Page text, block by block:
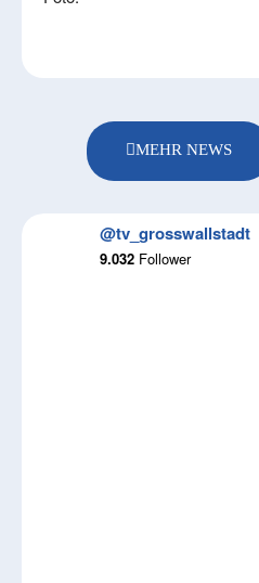
MEHR NEWS
@tv_grosswallstadt
9.032 Follower